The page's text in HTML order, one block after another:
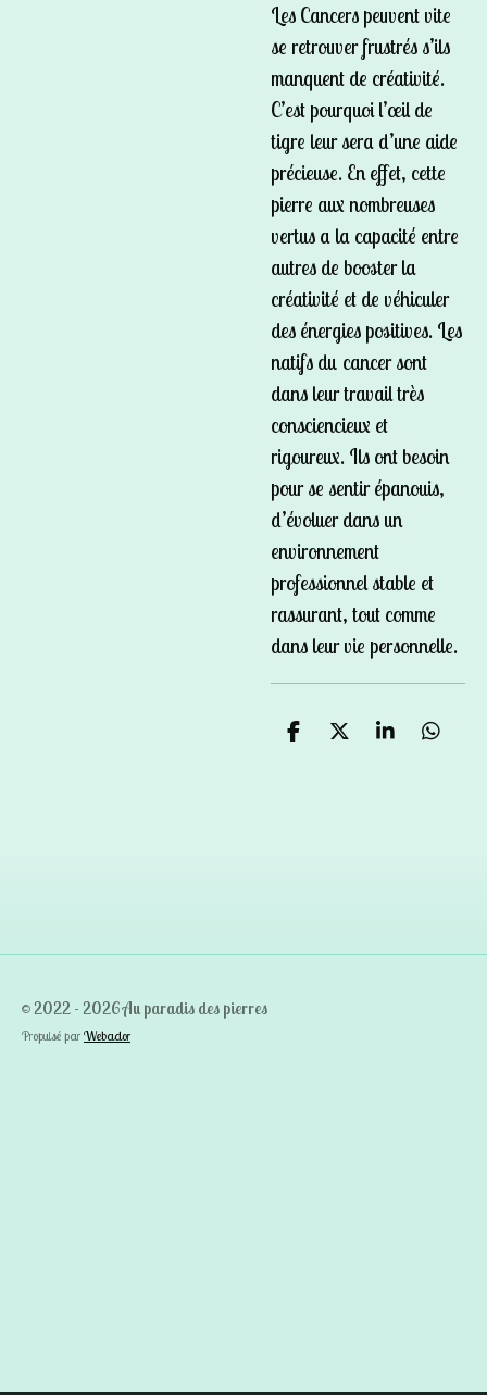
Les Cancers peuvent vite
se retrouver frustrés s’ils
manquent de créativité.
C’est pourquoi l’œil de
tigre leur sera d’une aide
précieuse. En effet, cette
pierre aux nombreuses
vertus a la capacité entre
autres de booster la
créativité et de véhiculer
des énergies positives. Les
natifs du cancer sont
dans leur travail très
consciencieux et
rigoureux. Ils ont besoin
pour se sentir épanouis,
d’évoluer dans un
environnement
professionnel stable et
rassurant, tout comme
dans leur vie personnelle.
P
P
P
P
© 2022 - 2026 Au paradis des pierres
Propulsé parWebador